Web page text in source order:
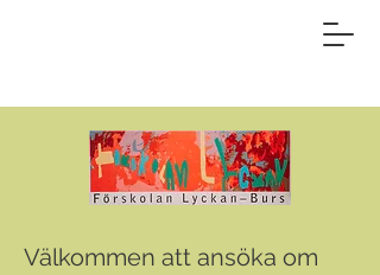
Välkommen att ansöka om